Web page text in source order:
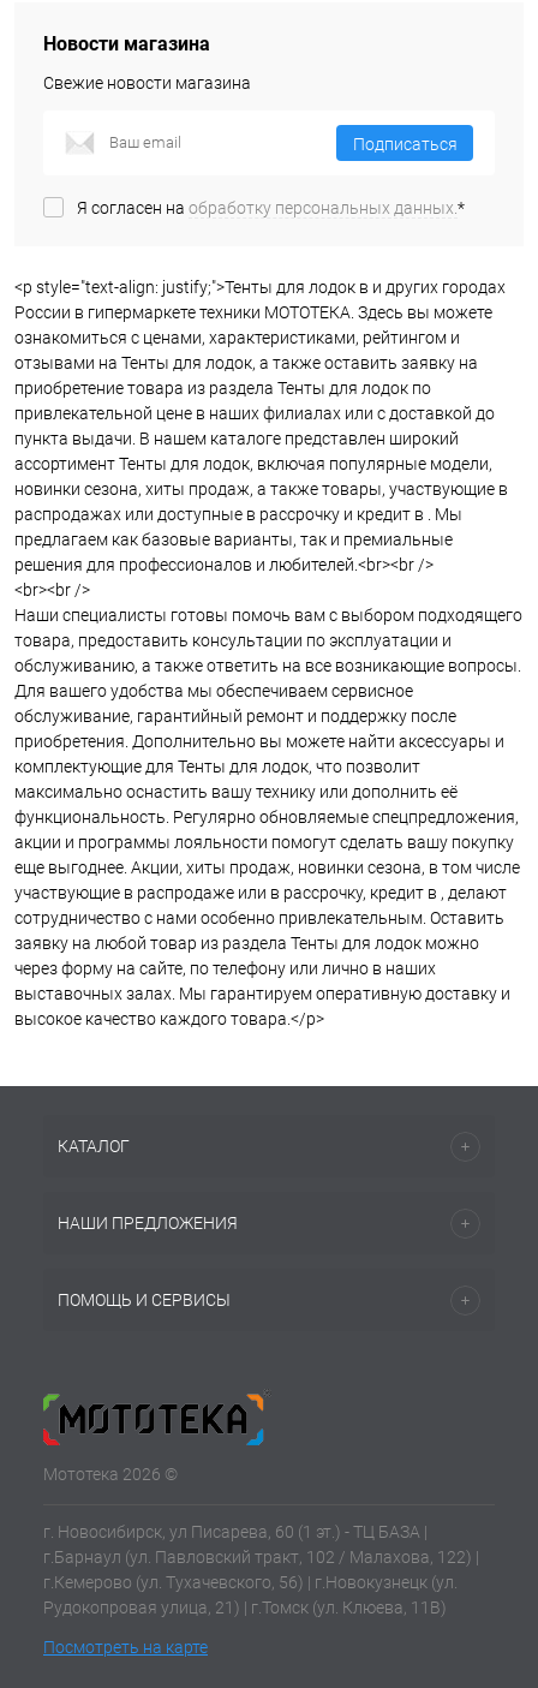
Новости магазина
Свежие новости магазина
Подписаться
Я согласен на обработку персональных данных.*
<p style="text-align: justify;">Тенты для лодок в и других городах
России в гипермаркете техники МОТОТЕКА. Здесь вы можете
ознакомиться с ценами, характеристиками, рейтингом и
отзывами на Тенты для лодок, а также оставить заявку на
приобретение товара из раздела Тенты для лодок по
привлекательной цене в наших филиалах или с доставкой до
пункта выдачи. В нашем каталоге представлен широкий
ассортимент Тенты для лодок, включая популярные модели,
новинки сезона, хиты продаж, а также товары, участвующие в
распродажах или доступные в рассрочку и кредит в . Мы
предлагаем как базовые варианты, так и премиальные
решения для профессионалов и любителей.<br><br />
<br><br />
Наши специалисты готовы помочь вам с выбором подходящего
товара, предоставить консультации по эксплуатации и
обслуживанию, а также ответить на все возникающие вопросы.
Для вашего удобства мы обеспечиваем сервисное
обслуживание, гарантийный ремонт и поддержку после
приобретения. Дополнительно вы можете найти аксессуары и
комплектующие для Тенты для лодок, что позволит
максимально оснастить вашу технику или дополнить её
функциональность. Регулярно обновляемые спецпредложения,
акции и программы лояльности помогут сделать вашу покупку
еще выгоднее. Акции, хиты продаж, новинки сезона, в том числе
участвующие в распродаже или в рассрочку, кредит в , делают
сотрудничество с нами особенно привлекательным. Оставить
заявку на любой товар из раздела Тенты для лодок можно
через форму на сайте, по телефону или лично в наших
выставочных залах. Мы гарантируем оперативную доставку и
высокое качество каждого товара.</p>
КАТАЛОГ
НАШИ ПРЕДЛОЖЕНИЯ
ПОМОЩЬ И СЕРВИСЫ
Мототека 2026 ©
г. Новосибирск, ул Писарева, 60 (1 эт.) - ТЦ БАЗА |
г.Барнаул (ул. Павловский тракт, 102 / Малахова, 122) |
г.Кемерово (ул. Тухачевского, 56) | г.Новокузнецк (ул.
Рудокопровая улица, 21) | г.Томск (ул. Клюева, 11В)
Посмотреть на карте